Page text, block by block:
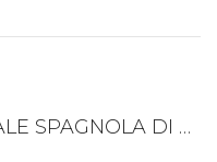
PRESENTATA LA NAZIONALE SPAGNOLA DI SCI NORDICO 2025